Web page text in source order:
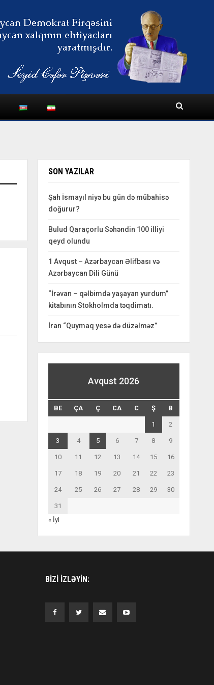
SON YAZILAR
Şah İsmayıl niyə bu gün də mübahisə
doğurur?
Bulud Qaraçorlu Səhəndin 100 illiyi
qeyd olundu
1 Avqust – Azərbaycan Əlifbası və
Azərbaycan Dili Günü
“İrəvan – qəlbimdə yaşayan yurdum”
kitabının Stokholmda təqdimatı.
İran “Quymaq yesə də düzəlməz”
Avqust 2026
BE ÇA Ç CA C Ş B
1 2
3 4 5 6 7 8 9
10 11 12 13 14 15 16
17 18 19 20 21 22 23
24 25 26 27 28 29 30
31
« İyl
BIZI IZLƏYIN: